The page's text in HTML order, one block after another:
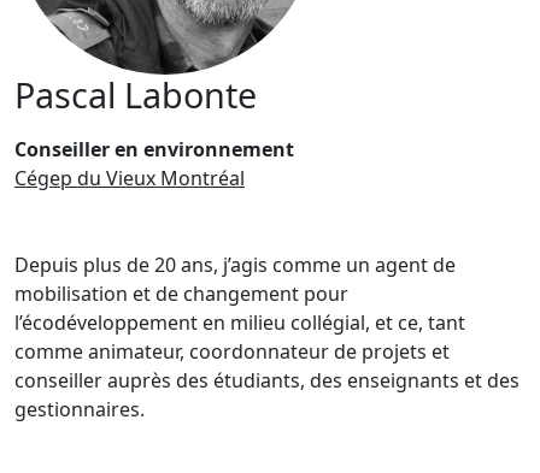
Pascal Labonte
Conseiller en environnement
Cégep du Vieux Montréal
Depuis plus de 20 ans, j’agis comme un agent de
mobilisation et de changement pour
l’écodéveloppement en milieu collégial, et ce, tant
comme animateur, coordonnateur de projets et
conseiller auprès des étudiants, des enseignants et des
gestionnaires.